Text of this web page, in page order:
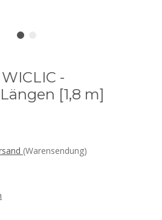
-
[1,8 m]
(Warensendung)